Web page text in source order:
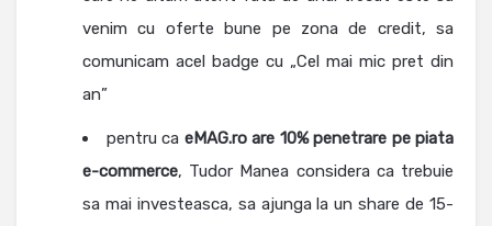
venim cu oferte bune pe zona de credit, sa
comunicam acel badge cu „Cel mai mic pret din
an”
pentru ca eMAG.ro are 10% penetrare pe piata
e-commerce, Tudor Manea considera ca trebuie
sa mai investeasca, sa ajunga la un share de 15-